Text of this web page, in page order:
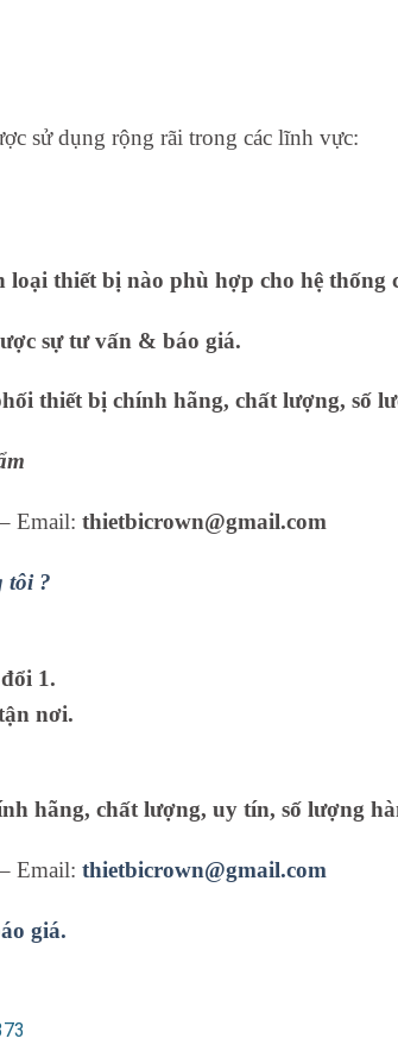
sử dụng rộng rãi trong các lĩnh vực:
thiết bị nào phù hợp cho hệ thống
sự tư vấn & báo giá.
thiết bị chính hãng, chất lượng, số
– Email: thietbicrown@gmail.com
tôi ?
1.
nơi.
hãng, chất lượng, uy tín, số lượng
– Email: thietbicrown@gmail.com
giá.